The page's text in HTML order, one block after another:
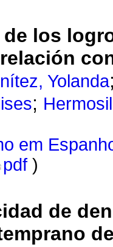
los
Yolanda
;
em
pdf )
de